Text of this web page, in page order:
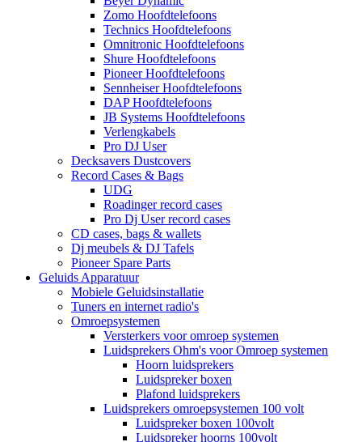
Zomo Hoofdtelefoons
Technics Hoofdtelefoons
Omnitronic Hoofdtelefoons
Shure Hoofdtelefoons
Pioneer Hoofdtelefoons
Sennheiser Hoofdtelefoons
DAP Hoofdtelefoons
JB Systems Hoofdtelefoons
Verlengkabels
Pro DJ User
Decksavers Dustcovers
Record Cases & Bags
UDG
Roadinger record cases
Pro Dj User record cases
CD cases, bags & wallets
Dj meubels & DJ Tafels
Pioneer Spare Parts
Geluids Apparatuur
Mobiele Geluidsinstallatie
Tuners en internet radio's
Omroepsystemen
Versterkers voor omroep systemen
Luidsprekers Ohm's voor Omroep systemen
Hoorn luidsprekers
Luidspreker boxen
Plafond luidsprekers
Luidsprekers omroepsystemen 100 volt
Luidspreker boxen 100volt
Luidspreker hoorns 100volt